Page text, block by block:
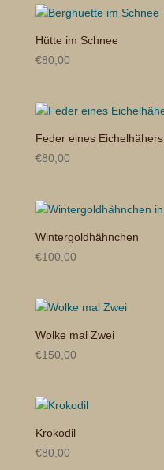
Hütte im Schnee
€80,00
Feder eines Eichelhähers
€80,00
Wintergoldhähnchen
€100,00
Wolke mal Zwei
€150,00
Krokodil
€80,00